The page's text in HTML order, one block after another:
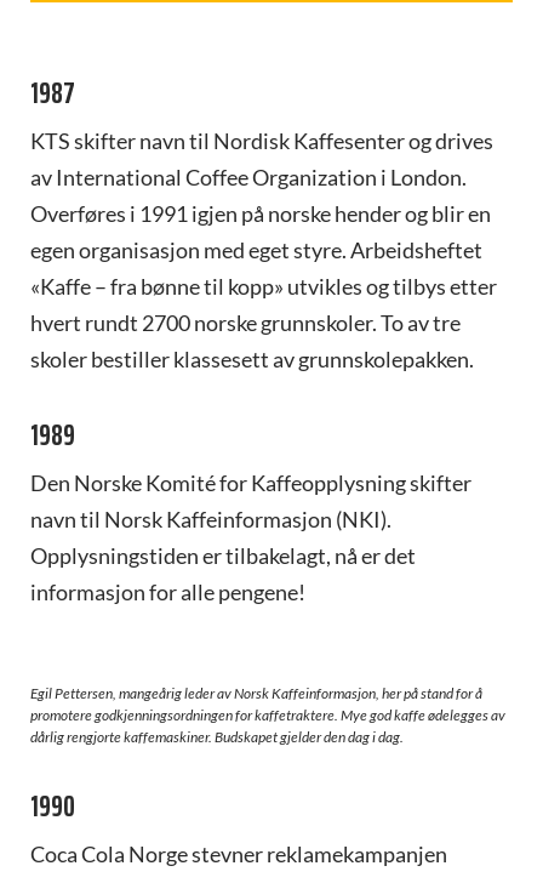
1987
KTS skifter navn til Nordisk Kaffesenter og drives
av International Coffee Organization i London.
Overføres i 1991 igjen på norske hender og blir en
egen organisasjon med eget styre. Arbeidsheftet
«Kaffe – fra bønne til kopp» utvikles og tilbys etter
hvert rundt 2700 norske grunnskoler. To av tre
skoler bestiller klassesett av grunnskolepakken.
1989
Den Norske Komité for Kaffeopplysning skifter
navn til Norsk Kaffeinformasjon (NKI).
Opplysningstiden er tilbakelagt, nå er det
informasjon for alle pengene!
Egil Pettersen, mangeårig leder av Norsk Kaffeinformasjon, her på stand for å
promotere godkjenningsordningen for kaffetraktere. Mye god kaffe ødelegges av
dårlig rengjorte kaffemaskiner. Budskapet gjelder den dag i dag.
1990
Coca Cola Norge stevner reklamekampanjen